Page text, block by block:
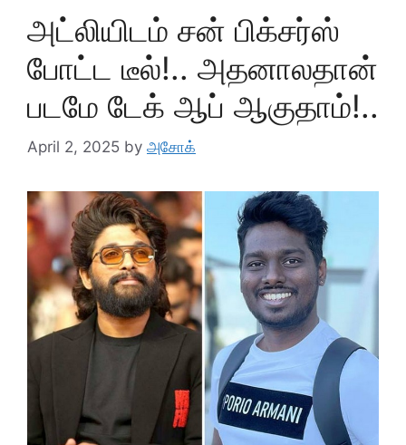
அட்லியிடம் சன் பிக்சர்ஸ்
போட்ட டீல்!.. அதனாலதான்
படமே டேக் ஆப் ஆகுதாம்!..
April 2, 2025 by அசோக்